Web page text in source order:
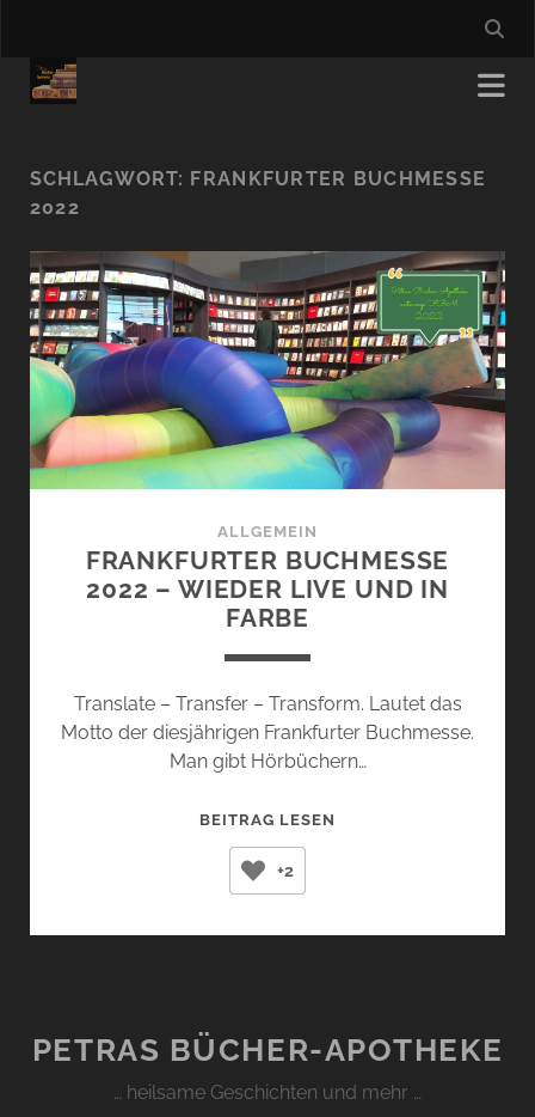
SCHLAGWORT: FRANKFURTER BUCHMESSE
2022
ALLGEMEIN
FRANKFURTER BUCHMESSE
2022 – WIEDER LIVE UND IN
FARBE
Translate – Transfer – Transform. Lautet das
Motto der diesjährigen Frankfurter Buchmesse.
Man gibt Hörbüchern…
BEITRAG LESEN
WIEDER
FARBE
+2
PETRAS BÜCHER-APOTHEKE
… heilsame Geschichten und mehr …